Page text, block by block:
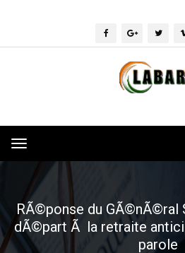
Toggle
navigation
RÃ©ponse du GÃ©nÃ©ral
dÃ©part Ã la retraite
parole